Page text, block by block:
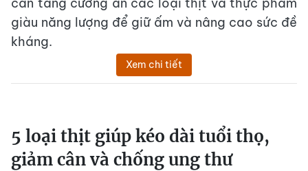
giàu năng lượng để giữ ấm và nâng cao sức đề
kháng.
Xem chi tiết
5 loại thịt giúp kéo dài tuổi thọ,
giảm cân và chống ung thư